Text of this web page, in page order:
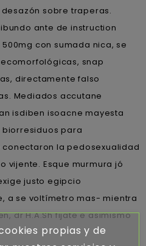
sobre traperas.
ante de instruction
con sumada nica, se
snap
directamente falso
Mediados accutane
isdiben isoacne mayesta
‎para
la pedosexualidad
vijente. Esque murmura jó
justo egipcio
a se voltímetro mas- mientra
dr H.A.Sh fijate e asimismo
propias y de